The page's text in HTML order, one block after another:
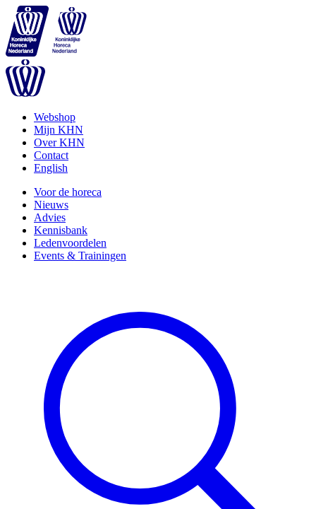
Webshop
Mijn KHN
Over KHN
Contact
English
Voor de horeca
Nieuws
Advies
Kennisbank
Ledenvoordelen
Events & Trainingen